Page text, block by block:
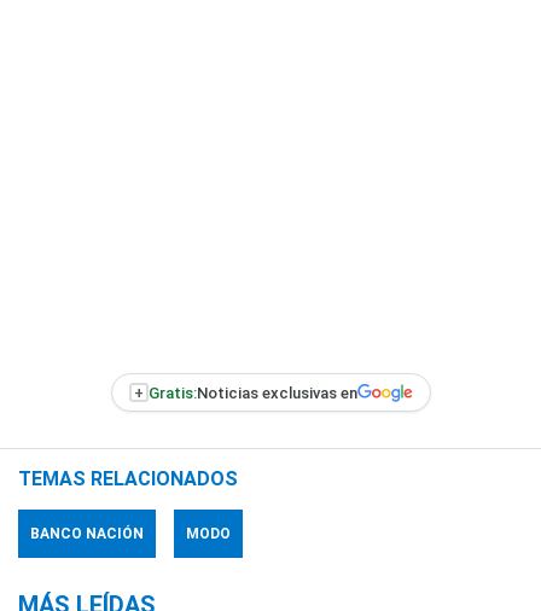
+ Gratis:Noticias exclusivas en
TEMAS RELACIONADOS
BANCO NACIÓN MODO